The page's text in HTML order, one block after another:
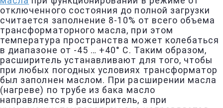
отключенного состояния до полной загрузки
считается заполнение 8-10% от всего объема
трансформаторного масла, при этом
температура пространства может колебаться
в диапазоне от -45 … +40° С. Таким образом,
расширитель устанавливают для того, чтобы
при любых погодных условиях трансформатор
был заполнен маслом. При расширении масла
(нагреве) по трубе из бака масло
направляется в расширитель, а при